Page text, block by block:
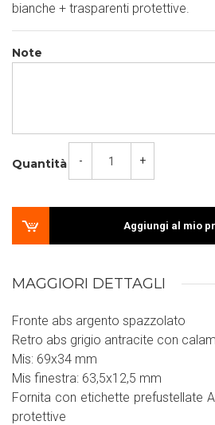
bianche + trasparenti protettive.
Note
Quantità - +
Aggiungi al mio
MAGGIORI DETTAGLI
Fronte abs argento spazzolato
Retro abs grigio antracite con
Mis: 69x34 mm
Mis finestra: 63,5x12,5 mm
Fornita con etichette prefustellate
protettive